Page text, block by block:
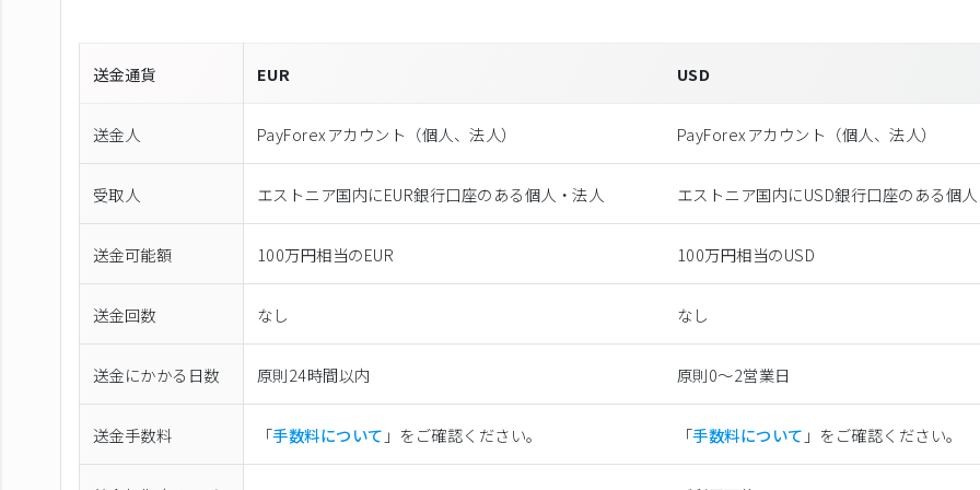
送金通貨 EUR USD
送金人 PayForexアカウント（個⼈、法⼈） PayForexアカウント（個⼈、法⼈）
受取人 エストニア国内にEUR銀行口座のある個人・法人 エストニア国内にUSD銀行口座のある個
送金可能額 100万円相当のEUR 100万円相当のUSD
送金回数 なし なし
送金にかかる日数 原則24時間以内 原則0〜2営業日
送金手数料 「手数料について 」をご確認ください。 「手数料について 」をご確認ください。